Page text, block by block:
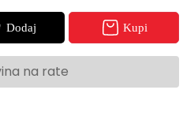
Dodaj Kupi
na rate